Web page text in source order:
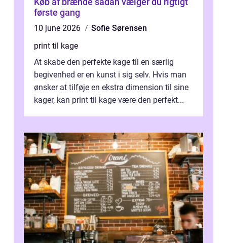
første gang
10 june 2026
Sofie Sørensen
print til kage
At skabe den perfekte kage til en særlig
begivenhed er en kunst i sig selv. Hvis man
ønsker at tilføje en ekstra dimension til sine
kager, kan print til kage være den perfekt...